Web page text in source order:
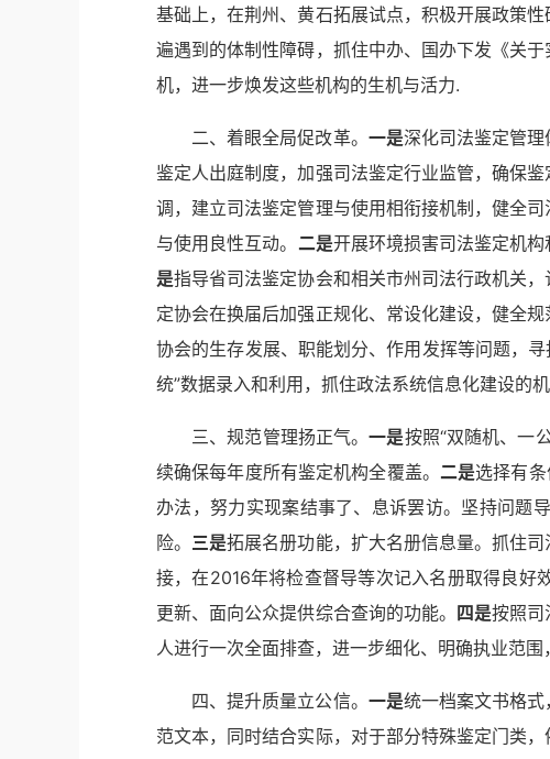
基础上，在荆州、黄石拓展试点，积极开展政策
遍遇到的体制性障碍，抓住中办、国办下发《关
机，进一步焕发这些机构的生机与活力.
二、着眼全局促改革。 一是深化司法鉴定管
鉴定人出庭制度，加强司法鉴定行业监管，确保
调，建立司法鉴定管理与使用相衔接机制，健全
与使用良性互动。 二是开展环境损害司法鉴定机
是指导省司法鉴定协会和相关市州司法行政机关
定协会在换届后加强正规化、常设化建设，健全
协会的生存发展、职能划分、作用发挥等问题，
统”数据录入和利用，抓住政法系统信息化建设的
三、规范管理扬正气。一是按照“双随机、一
续确保每年度所有鉴定机构全覆盖。 二是选择有
办法，努力实现案结事了、息诉罢访。坚持问题
险。 三是拓展名册功能，扩大名册信息量。抓住
接，在2016年将检查督导等次记入名册取得良好
更新、面向公众提供综合查询的功能。 四是按照司
人进行一次全面排查，进一步细化、明确执业范
四、提升质量立公信。 一是统一档案文书格
范文本，同时结合实际，对于部分特殊鉴定门类